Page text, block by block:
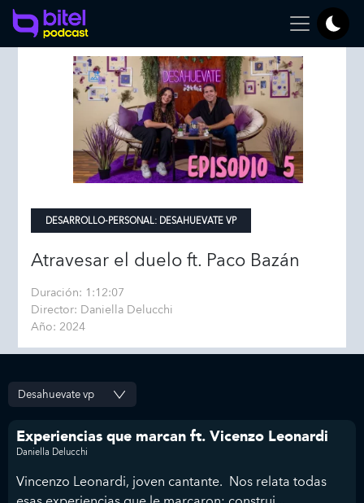
DESARROLLO-PERSONAL: DESAHUEVATE VP
Atravesar el duelo ft. Paco Bazán
Duración: 1:12:07
Director: Daniella Delucchi
Año: 2024
Experiencias que marcan ft. Vicenzo Leonardi
Daniella Delucchi
Vincenzo Leonardi, joven cantante. Nos relata todas